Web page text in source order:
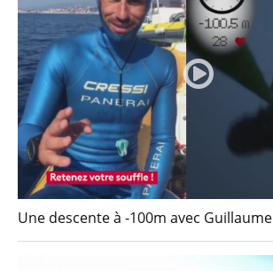
Une descente à -100m avec